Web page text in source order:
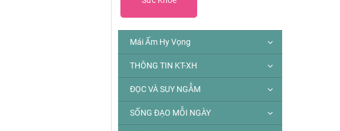
Mái Ấm Hy Vọng
THÔNG TIN KT-XH
ĐỌC VÀ SUY NGẪM
SỐNG ĐẠO MỖI NGÀY